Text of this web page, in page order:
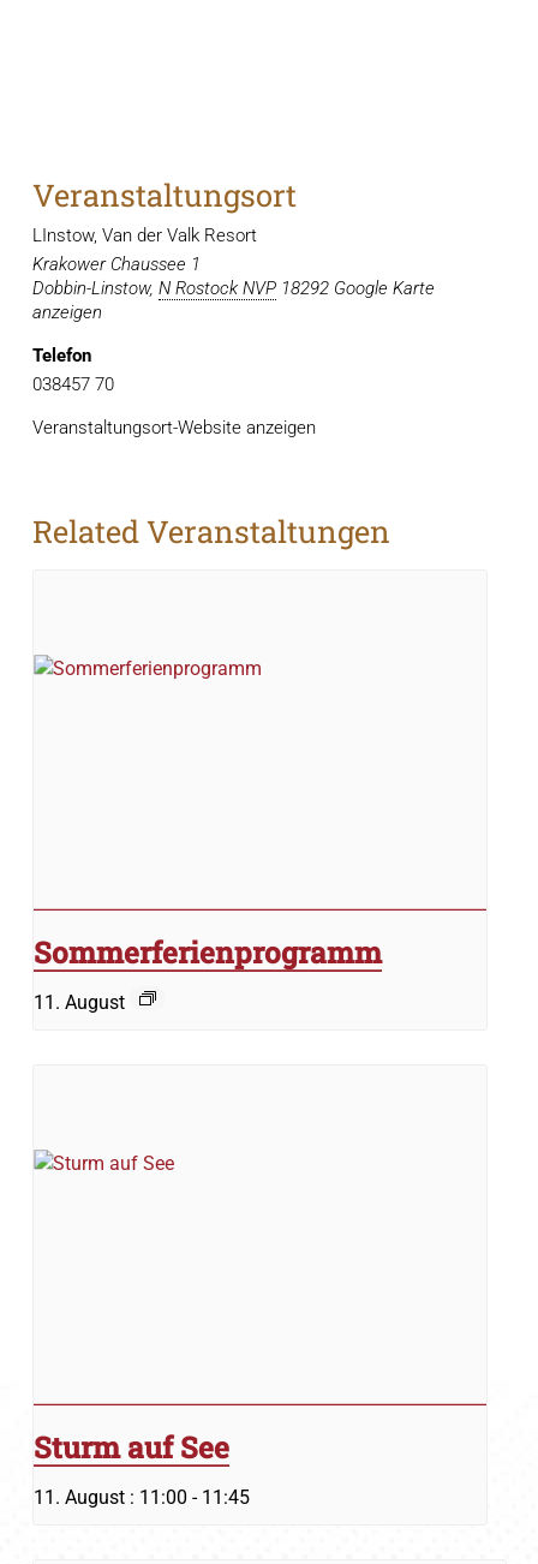
Veranstaltungsort
LInstow, Van der Valk Resort
Krakower Chaussee 1
Dobbin-Linstow, N Rostock NVP 18292 Google Karte
anzeigen
Telefon
038457 70
Veranstaltungsort-Website anzeigen
Related Veranstaltungen
Sommerferienprogramm
11. August
Sturm auf See
11. August : 11:00 - 11:45